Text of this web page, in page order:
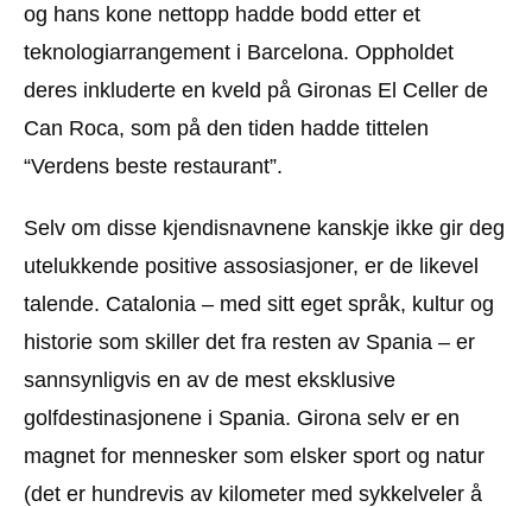
og hans kone nettopp hadde bodd etter et
teknologiarrangement i Barcelona. Oppholdet
deres inkluderte en kveld på Gironas El Celler de
Can Roca, som på den tiden hadde tittelen
“Verdens beste restaurant”.
Selv om disse kjendisnavnene kanskje ikke gir deg
utelukkende positive assosiasjoner, er de likevel
talende. Catalonia – med sitt eget språk, kultur og
historie som skiller det fra resten av Spania – er
sannsynligvis en av de mest eksklusive
golfdestinasjonene i Spania. Girona selv er en
magnet for mennesker som elsker sport og natur
(det er hundrevis av kilometer med sykkelveler å